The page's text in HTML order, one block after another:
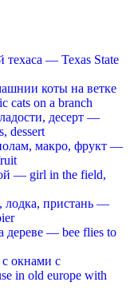
техаса — Texas State
коты на ветке
cats on a branch
десерт —
dessert
макро, фрукт —
— girl in the field,
лодка, пристань —
дереве — bee flies to
окнами с
in old europe with